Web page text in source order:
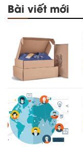
Bài viết mới